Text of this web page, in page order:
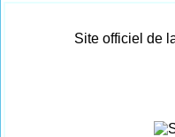
Site officiel de